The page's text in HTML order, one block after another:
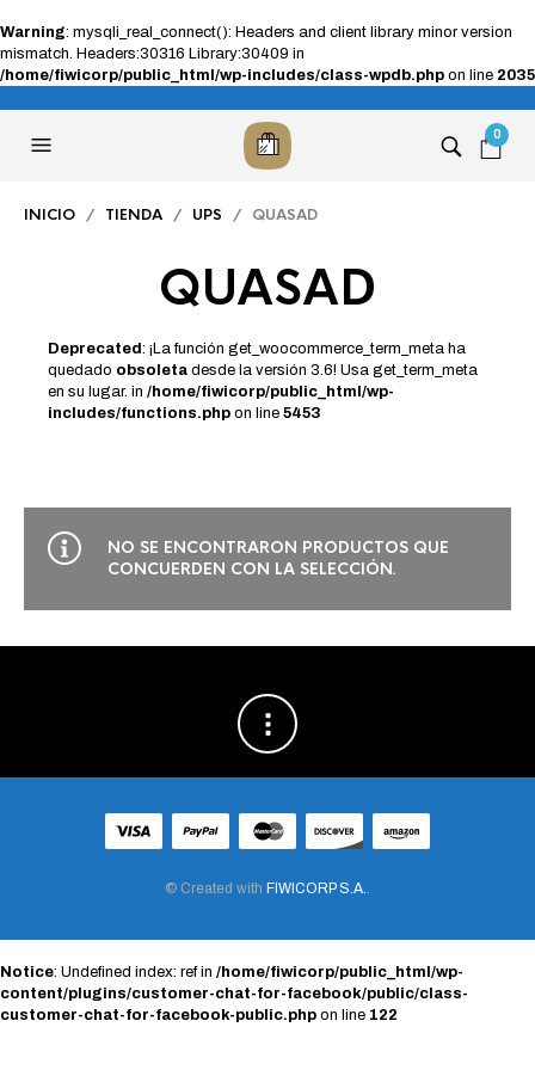
Warning: mysqli_real_connect(): Headers and client library minor version
mismatch. Headers:30316 Library:30409 in
/home/fiwicorp/public_html/wp-includes/class-wpdb.php on line 2035
0
INICIO / TIENDA / UPS / QUASAD
QUASAD
Deprecated: ¡La función get_woocommerce_term_meta ha
quedado obsoleta desde la versión 3.6! Usa get_term_meta
en su lugar. in /home/fiwicorp/public_html/wp-
includes/functions.php on line 5453
NO SE ENCONTRARON PRODUCTOS QUE
CONCUERDEN CON LA SELECCIÓN.
© Created with FIWICORP S.A..
Notice: Undefined index: ref in /home/fiwicorp/public_html/wp-
content/plugins/customer-chat-for-facebook/public/class-
customer-chat-for-facebook-public.php on line 122